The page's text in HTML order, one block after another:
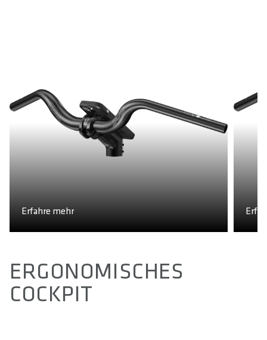
Erfahre mehr
ERGONOMISCHES
COCKPIT